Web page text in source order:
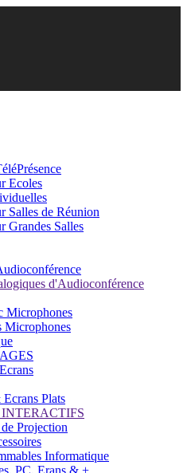
Ecoles
Salles de Réunion
Grandes Salles
d'Audioconférence
Microphones
Microphones
Plats
INTERACTIFS
Projection
Informatique
PC, Erans & +